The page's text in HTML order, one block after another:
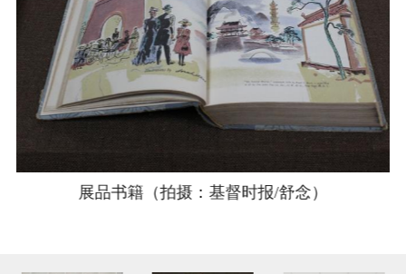
展品书籍（拍摄：基督时报/舒念）